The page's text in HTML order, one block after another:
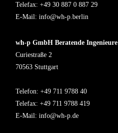
Telefax: +49 30 887 0 887 29
E-Mail: info@wh-p.berlin
wh-p GmbH Beratende Ingenieure
Curiestraße 2
70563 Stuttgart
Telefon: +49 711 9788 40
Telefax: +49 711 9788 419
E-Mail: info@wh-p.de